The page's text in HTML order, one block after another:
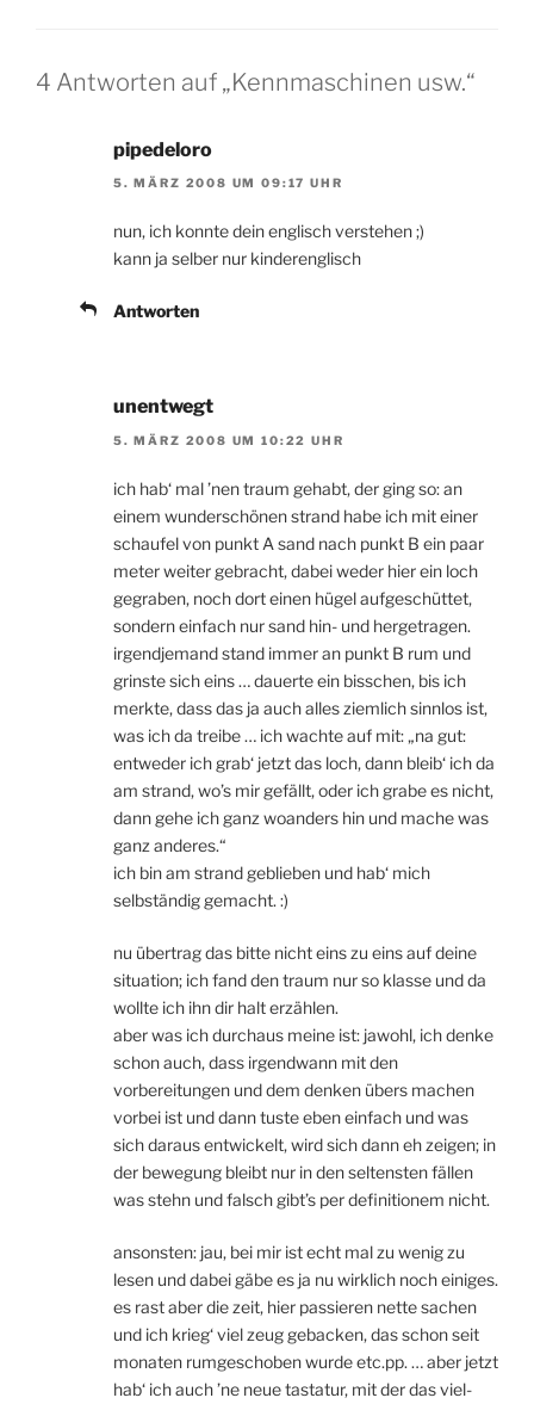
4 Antworten auf „Kennmaschinen usw.“
pipedeloro
5. MÄRZ 2008 UM 09:17 UHR
nun, ich konnte dein englisch verstehen ;)
kann ja selber nur kinderenglisch
Antworten
unentwegt
5. MÄRZ 2008 UM 10:22 UHR
ich hab‘ mal ’nen traum gehabt, der ging so: an
einem wunderschönen strand habe ich mit einer
schaufel von punkt A sand nach punkt B ein paar
meter weiter gebracht, dabei weder hier ein loch
gegraben, noch dort einen hügel aufgeschüttet,
sondern einfach nur sand hin- und hergetragen.
irgendjemand stand immer an punkt B rum und
grinste sich eins … dauerte ein bisschen, bis ich
merkte, dass das ja auch alles ziemlich sinnlos ist,
was ich da treibe … ich wachte auf mit: „na gut:
entweder ich grab‘ jetzt das loch, dann bleib‘ ich da
am strand, wo’s mir gefällt, oder ich grabe es nicht,
dann gehe ich ganz woanders hin und mache was
ganz anderes.“
ich bin am strand geblieben und hab‘ mich
selbständig gemacht. :)
nu übertrag das bitte nicht eins zu eins auf deine
situation; ich fand den traum nur so klasse und da
wollte ich ihn dir halt erzählen.
aber was ich durchaus meine ist: jawohl, ich denke
schon auch, dass irgendwann mit den
vorbereitungen und dem denken übers machen
vorbei ist und dann tuste eben einfach und was
sich daraus entwickelt, wird sich dann eh zeigen; in
der bewegung bleibt nur in den seltensten fällen
was stehn und falsch gibt’s per definitionem nicht.
ansonsten: jau, bei mir ist echt mal zu wenig zu
lesen und dabei gäbe es ja nu wirklich noch einiges.
es rast aber die zeit, hier passieren nette sachen
und ich krieg‘ viel zeug gebacken, das schon seit
monaten rumgeschoben wurde etc.pp. … aber jetzt
hab‘ ich auch ’ne neue tastatur, mit der das viel-